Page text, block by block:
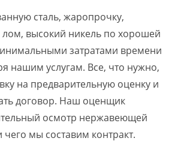
сталь, жаропрочку,
высокий никель по хорошей
затратами времени
нашим услугам. Все, что нужно,
на предварительную оценку и
договор. Наш оценщик
осмотр нержавеющей
чего мы составим контракт.